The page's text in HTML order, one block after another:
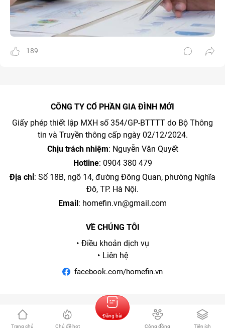
189
CÔNG TY CỔ PHẦN GIA ĐÌNH MỚI
Giấy phép thiết lập MXH số 354/GP-BTTTT do Bộ Thông
tin và Truyền thông cấp ngày 02/12/2024.
Chịu trách nhiệm: Nguyễn Văn Quyết
Hotline: 0904 380 479
Địa chỉ: Số 18B, ngõ 14, đường Đông Quan, phường Nghĩa
Đô, TP. Hà Nội.
Email: homefin.vn@gmail.com
VỀ CHÚNG TÔI
‣ Điều khoản dịch vụ
‣ Liên hệ
facebook.com/homefin.vn
Trang chủ Chủ đề hot
Đăng bài
Cộng đồng
Tiện ích